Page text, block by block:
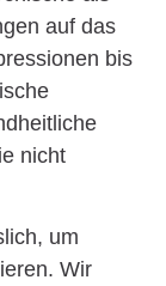
auf das
bis
nicht
um
Wir